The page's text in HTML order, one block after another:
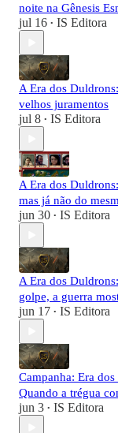
noite na Gênesis
jul 16 • IS Editora
A Era dos
velhos juramentos
jul 8 • IS Editora
A Era dos
mas já não do
jun 30 • IS Editora
A Era dos
golpe, a guerra
jun 17 • IS Editora
Campanha: Era
Quando a trégua
jun 3 • IS Editora